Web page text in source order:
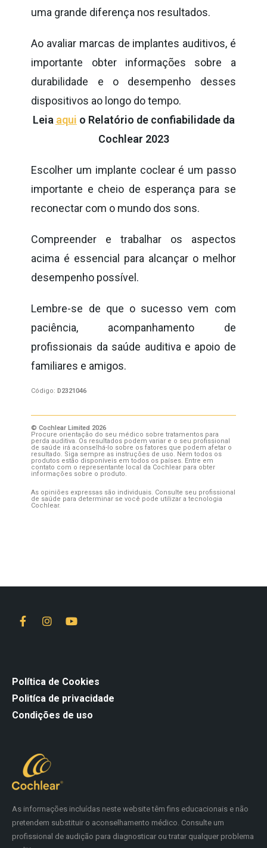
uma grande diferença nos resultados.
Ao avaliar marcas de implantes auditivos, é
importante obter informações sobre a
durabilidade e o desempenho desses
dispositivos ao longo do tempo.
Leia aqui o Relatório de confiabilidade da
Cochlear 2023
Escolher um implante coclear é um passo
importante e cheio de esperança para se
reconectar com o mundo dos sons.
Compreender e trabalhar os aspectos
acima é essencial para alcançar o melhor
desempenho possível.
Lembre-se de que o sucesso vem com
paciência, acompanhamento de
profissionais da saúde auditiva e apoio de
familiares e amigos.
Código:D2321046
© Cochlear Limited 2026
Procure orientação do seu médico sobre tratamentos para
perda auditiva. Os resultados podem variar e o seu profissional
de saúde irá aconselhá-lo sobre os fatores que podem afetar o
resultado. Siga sempre as instruções de uso. Nem todos os
produtos estão disponíveis em todos os países. Entre em
contato com o representante local da Cochlear para obter
informações sobre o produto.
As opiniões expressas são individuais. Consulte seu profissional
de saúde para determinar se você pode utilizar a tecnologia
Cochlear.
As informações incluídas neste website têm fins educacionais e não
pretendem substituir o aconselhamento médico. Consulte um
profissional de audição para diagnosticar ou tratar qualquer problema
Política de Cookies
Politíca de privacidade
Condições de uso